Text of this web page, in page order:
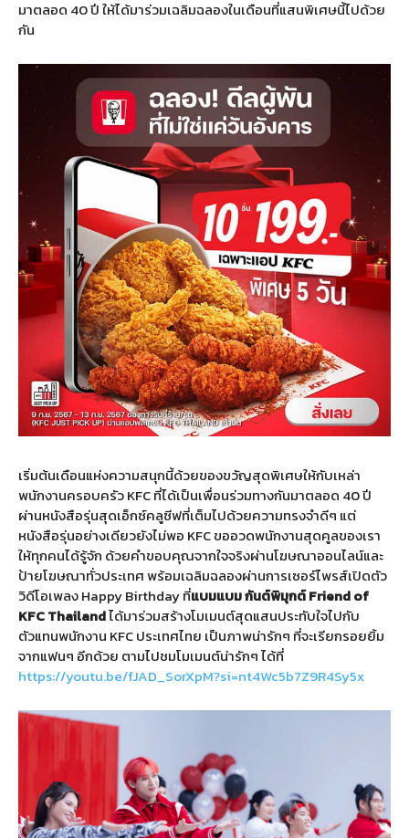
มาตลอด 40 ปี ให้ได้มาร่วมเฉลิมฉลองในเดือนที่แสนพิเศษนี้ไปด้วย
กัน
เริ่มต้นเดือนแห่งความสนุกนี้ด้วยของขวัญสุดพิเศษให้กับเหล่า
พนักงานครอบครัว KFC ที่ได้เป็นเพื่อนร่วมทางกันมาตลอด 40 ปี
ผ่านหนังสือรุ่นสุดเอ็กซ์คลูซีฟที่เต็มไปด้วยความทรงจำดีๆ แต่
หนังสือรุ่นอย่างเดียวยังไม่พอ KFC ขออวดพนักงานสุดคูลของเรา
ให้ทุกคนได้รู้จัก ด้วยคำขอบคุณจากใจจริงผ่านโฆษณาออนไลน์และ
ป้ายโฆษณาทั่วประเทศ พร้อมเฉลิมฉลองผ่านการเซอร์ไพรส์เปิดตัว
วิดีโอเพลง Happy Birthday ที่แบมแบมกันต์พิมุกต์Friend of
KFC Thailandได้มาร่วมสร้างโมเมนต์สุดแสนประทับใจไปกับ
ตัวแทนพนักงาน KFC ประเทศไทย เป็นภาพน่ารักๆ ที่จะเรียกรอยยิ้ม
จากแฟนๆ อีกด้วย ตามไปชมโมเมนต์น่ารักๆ ได้ที่
https://youtu.be/fJAD_SorXpM?si=nt4Wc5b7Z9R4Sy5x